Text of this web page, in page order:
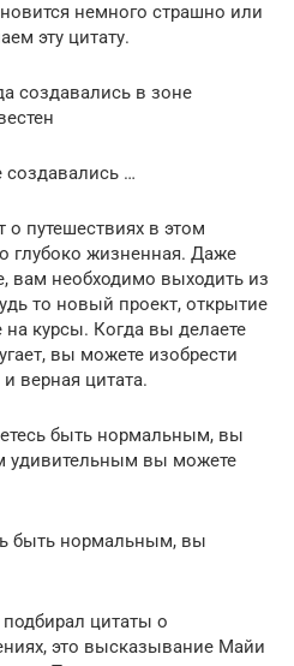
немного страшно или
эту цитату.
создавались в зоне
создавались …
о путешествиях в этом
глубоко жизненная. Даже
вам необходимо выходить из
то новый проект, открытие
курсы. Когда вы делаете
вы можете изобрести
верная цитата.
быть нормальным, вы
удивительным вы можете
быть нормальным, вы
цитаты о
это высказывание Майи